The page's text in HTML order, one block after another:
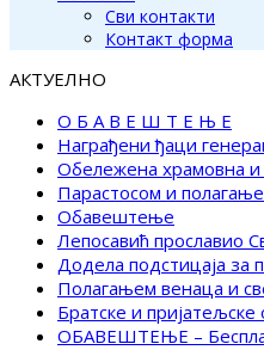
Сви контакти
Контакт форма
АКТУЕЛНО
О Б А В Е Ш Т Е Њ Е
Награђени ђаци
Обележена храмовна и
Парастосом и
Обавештење
Лепосавић прославио
Додела подстицаја за
Полагањем венаца и
Братске и
ОБАВЕШТЕЊЕ –